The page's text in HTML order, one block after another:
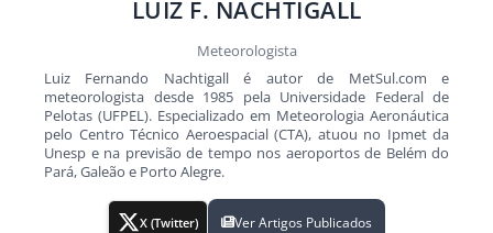
LUIZ F. NACHTIGALL
Meteorologista
Luiz Fernando Nachtigall é autor de MetSul.com e
meteorologista desde 1985 pela Universidade Federal de
Pelotas (UFPEL). Especializado em Meteorologia Aeronáutica
pelo Centro Técnico Aeroespacial (CTA), atuou no Ipmet da
Unesp e na previsão de tempo nos aeroportos de Belém do
Pará, Galeão e Porto Alegre.
X (Twitter) Ver Artigos Publicados